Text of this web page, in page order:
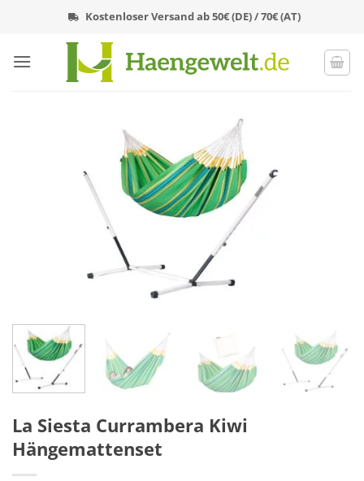
Kostenloser Versand ab 50€ (DE) / 70€ (AT)
La Siesta Currambera Kiwi
Hängemattenset